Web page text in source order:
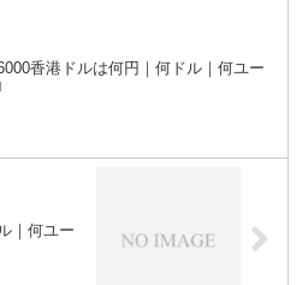
香港ドルは何円｜何ドル｜何ユー
｜何ユー